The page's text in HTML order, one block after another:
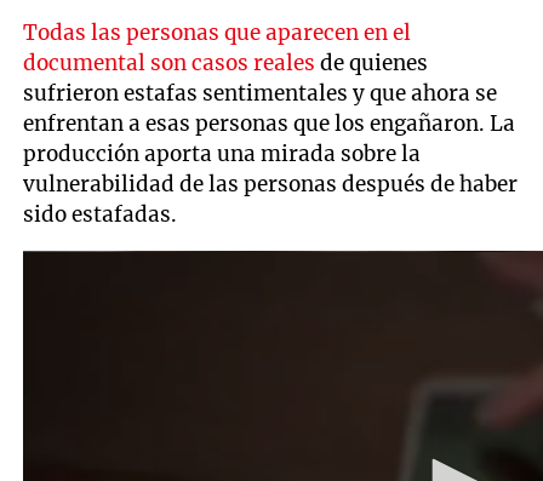
Todas las personas que aparecen en el
documental son casos reales de quienes
sufrieron estafas sentimentales y que ahora se
enfrentan a esas personas que los engañaron. La
producción aporta una mirada sobre la
vulnerabilidad de las personas después de haber
sido estafadas.